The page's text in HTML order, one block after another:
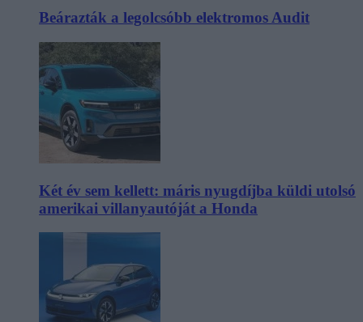
Beárazták a legolcsóbb elektromos Audit
Két év sem kellett: máris nyugdíjba küldi utolsó
amerikai villanyautóját a Honda